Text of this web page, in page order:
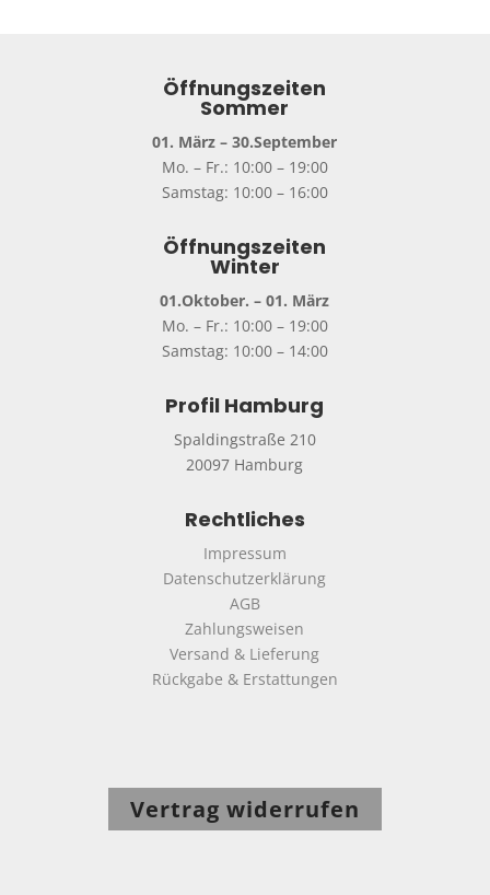
Öffnungszeiten
Sommer
01. März – 30.September
Mo. – Fr.: 10:00 – 19:00
Samstag: 10:00 – 16:00
Öffnungszeiten
Winter
01.Oktober. – 01. März
Mo. – Fr.: 10:00 – 19:00
Samstag: 10:00 – 14:00
Profil Hamburg
Spaldingstraße 210
20097 Hamburg
Rechtliches
Impressum
Datenschutzerklärung
AGB
Zahlungsweisen
Versand & Lieferung
Rückgabe & Erstattungen
Vertrag widerrufen